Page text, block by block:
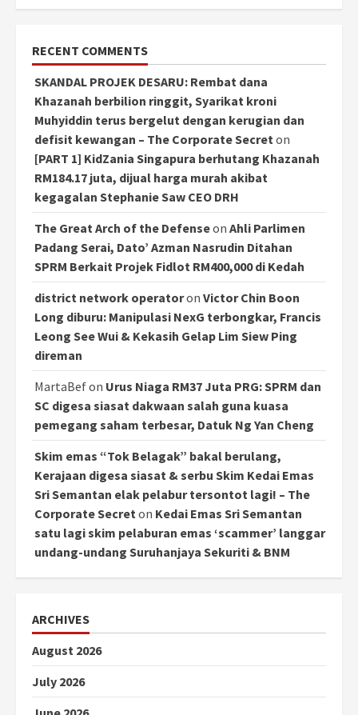
RECENT COMMENTS
SKANDAL PROJEK DESARU: Rembat dana
Khazanah berbilion ringgit, Syarikat kroni
Muhyiddin terus bergelut dengan kerugian dan
defisit kewangan – The Corporate Secret on
[PART 1] KidZania Singapura berhutang Khazanah
RM184.17 juta, dijual harga murah akibat
kegagalan Stephanie Saw CEO DRH
The Great Arch of the Defenseon Ahli Parlimen
Padang Serai, Dato’ Azman Nasrudin Ditahan
SPRM Berkait Projek Fidlot RM400,000 di Kedah
district network operatoron Victor Chin Boon
Long diburu: Manipulasi NexG terbongkar, Francis
Leong See Wui & Kekasih Gelap Lim Siew Ping
direman
MartaBefon Urus Niaga RM37 Juta PRG: SPRM dan
SC digesa siasat dakwaan salah guna kuasa
pemegang saham terbesar, Datuk Ng Yan Cheng
Skim emas “Tok Belagak” bakal berulang,
Kerajaan digesa siasat & serbu Skim Kedai Emas
Sri Semantan elak pelabur tersontot lagi! – The
Corporate Secret on Kedai Emas Sri Semantan
satu lagi skim pelaburan emas ‘scammer’ langgar
undang-undang Suruhanjaya Sekuriti & BNM
ARCHIVES
August 2026
July 2026